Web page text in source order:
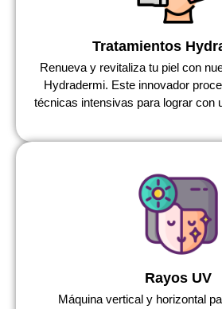
Tratamientos
Renueva y revitaliza tu piel con
Hydradermi. Este innovador
técnicas intensivas para lograr con
Rayos UV
Máquina vertical y horizontal